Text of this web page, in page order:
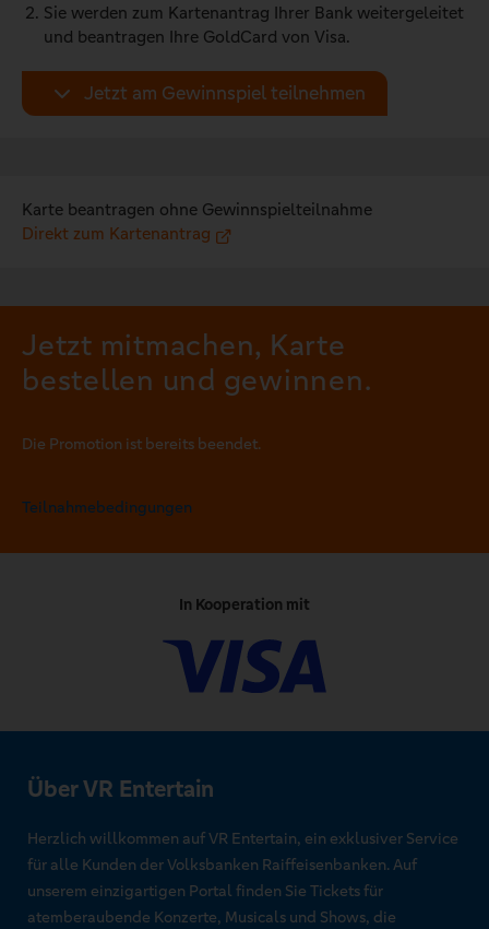
Sie werden zum Kartenantrag Ihrer Bank weitergeleitet
und beantragen Ihre GoldCard von Visa.
Jetzt am Gewinnspiel teilnehmen
Karte beantragen ohne Gewinnspielteilnahme
Direkt zum Kartenantrag
Jetzt mitmachen, Karte
bestellen und gewinnen.
Die Promotion ist bereits beendet.
Teilnahmebedingungen
In Kooperation mit
Über VR Entertain
Herzlich willkommen auf VR Entertain, ein exklusiver Service
für alle Kunden der Volksbanken Raiffeisenbanken. Auf
unserem einzigartigen Portal finden Sie Tickets für
atemberaubende Konzerte, Musicals und Shows, die